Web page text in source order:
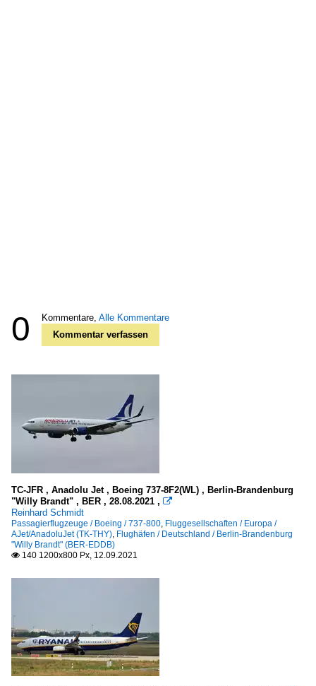
0 Kommentare, Alle Kommentare
Kommentar verfassen
TC-JFR , Anadolu Jet , Boeing 737-8F2(WL) , Berlin-Brandenburg
"Willy Brandt" , BER , 28.08.2021 , 
Reinhard Schmidt
Passagierflugzeuge / Boeing / 737-800, Fluggesellschaften / Europa /
AJet/AnadoluJet (TK-THY), Flughäfen / Deutschland / Berlin-Brandenburg
"Willy Brandt" (BER-EDDB)
 140 1200x800 Px, 12.09.2021